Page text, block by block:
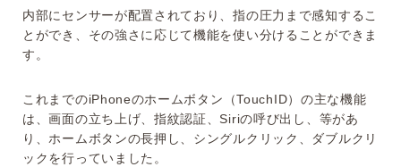
内部にセンサーが配置されており、指の圧力まで感知するこ
とができ、その強さに応じて機能を使い分けることができま
す。
これまでのiPhoneのホームボタン（TouchID）の主な機能
は、画面の立ち上げ、指紋認証、Siriの呼び出し、等があ
り、ホームボタンの長押し、シングルクリック、ダブルクリ
ックを行っていました。